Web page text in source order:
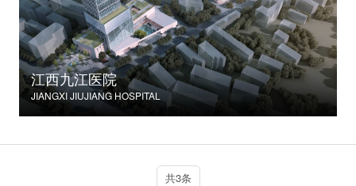
江西九江医院
JIANGXI JIUJIANG HOSPITAL
共3条